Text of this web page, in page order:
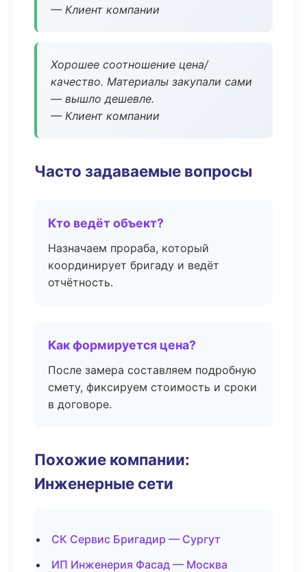
— Клиент компании
Хорошее соотношение цена/
качество. Материалы закупали сами
— вышло дешевле.
— Клиент компании
Часто задаваемые вопросы
Кто ведёт объект?
Назначаем прораба, который
координирует бригаду и ведёт
отчётность.
Как формируется цена?
После замера составляем подробную
смету, фиксируем стоимость и сроки
в договоре.
Похожие компании:
Инженерные сети
СК Сервис Бригадир — Сургут
ИП Инженерия Фасад — Москва